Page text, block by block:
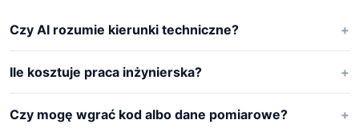
Czy AI rozumie kierunki techniczne?
Ile kosztuje praca inżynierska?
Czy mogę wgrać kod albo dane pomiarowe?